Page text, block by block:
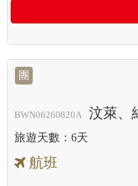
團
BWN06260820A 汶萊、
6天
航班